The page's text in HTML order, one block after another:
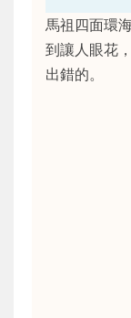
馬祖四面環
到讓人眼花
出錯的。